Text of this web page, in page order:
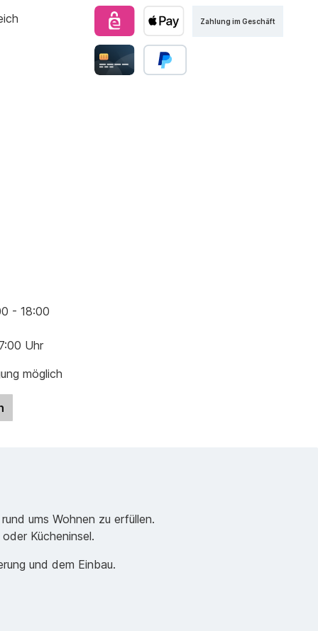
Zahlung im Geschäft
- 18:00
Uhr
möglich
ums Wohnen zu erfüllen.
Kücheninsel.
und dem Einbau.